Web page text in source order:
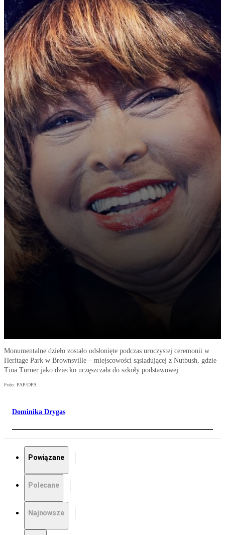
Monumentalne dzieło zostało odsłonięte podczas uroczystej ceremonii w
Heritage Park w Brownsville – miejscowości sąsiadującej z Nutbush, gdzie
Tina Turner jako dziecko uczęszczała do szkoły podstawowej.
Foto: PAP/DPA
Dominika Drygas
Powiązane
Polecane
Najnowsze